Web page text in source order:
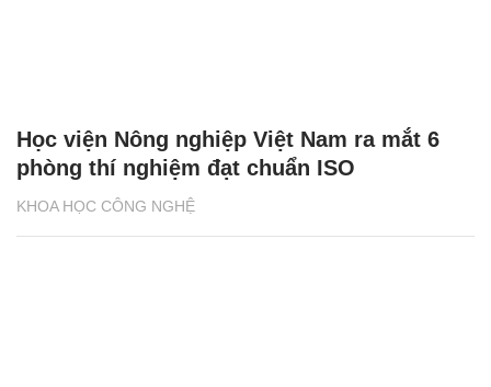
KHOA HỌC CÔNG NGHỆ
Học viện Nông nghiệp Việt Nam ra mắt 6
phòng thí nghiệm đạt chuẩn ISO